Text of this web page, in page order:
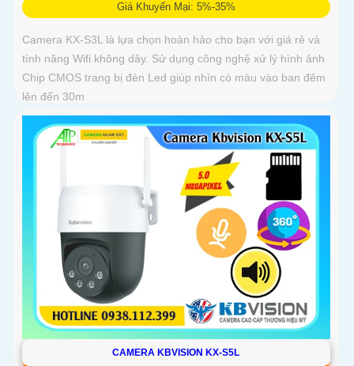
Giá Khuyến Mại: 5%-35%
Camera KX-S3L là lựa chọn hoàn hảo cho bạn với giá rẻ và
tính năng Wifi không dây. Sử dụng công nghệ xử lý hình ảnh
Chip CMOS trang bị đèn Led giúp nhìn có màu vào ban đêm
lên đến 30m
CAMERA KBVISION KX-S5L